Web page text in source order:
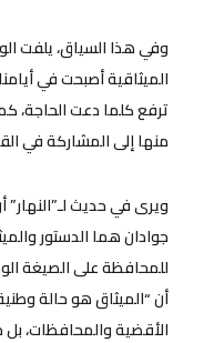
وفي هذا السياق، يلفت
الميثاقية أصبحت في
ترفع كلما دعت الحاجة،
منها إلى المشاركة في
ويرى في حديث لـ”النهار”
جوادان هما الدستور
للمحافظة على الصيغة
أن “الميثاق هو حالة
الأقضية والمحافظات،